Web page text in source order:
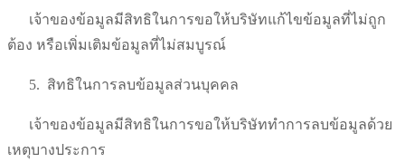
เจ้าของข้อมูลมีสิทธิในการขอให้บริษัทแก้ไขข้อมูลที่ไม่ถูก
ต้อง หรือเพิ่มเติมข้อมูลที่ไม่สมบูรณ์
5. สิทธิในการลบข้อมูลส่วนบุคคล
เจ้าของข้อมูลมีสิทธิในการขอให้บริษัททำการลบข้อมูลด้วย
เหตุบางประการ